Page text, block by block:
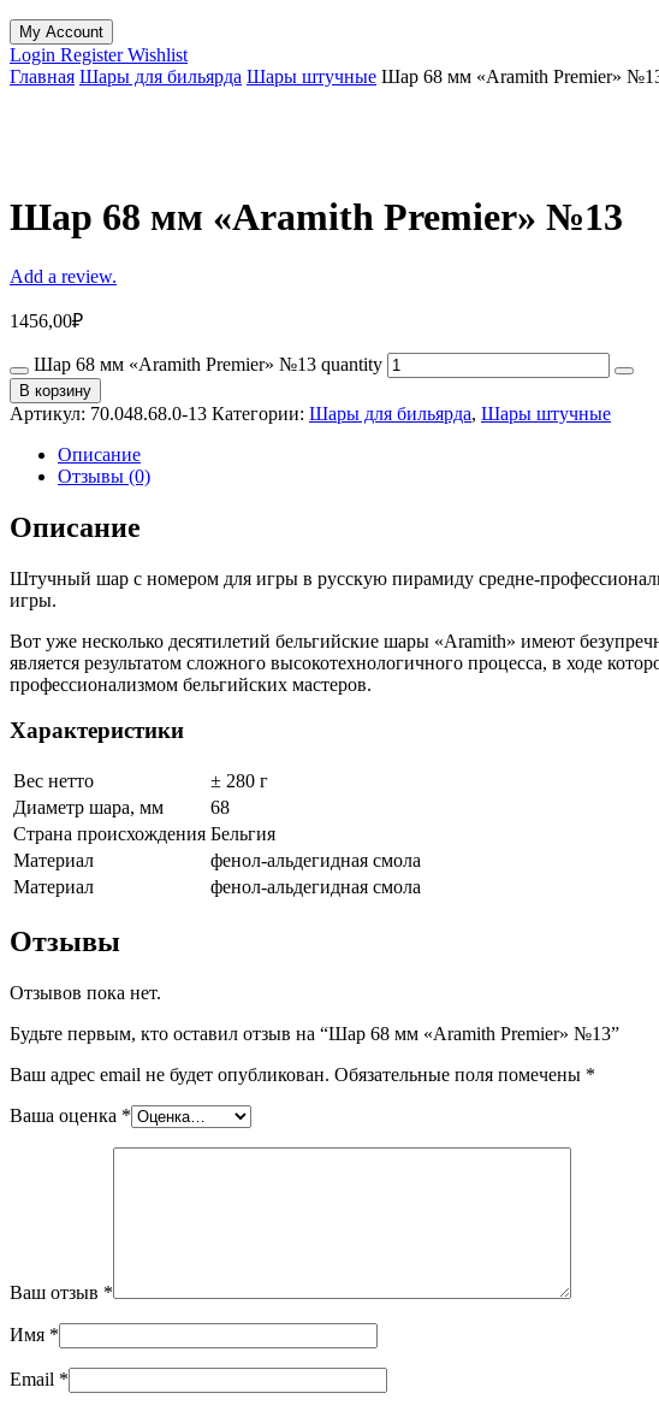
My Account
Login RegisterWishlist
Главная Шары для бильярда Шары штучные Шар 68 мм «Aramith Premier»
Шар 68 мм «Aramith Premier» №13
Add a review.
1456,00₽
Шар 68 мм «Aramith Premier» №13 quantity
В корзину
Артикул: 70.048.68.0-13 Категории: Шары для бильярда, Шары штучные
Описание
Отзывы (0)
Описание
Штучный шар с номером для игры в русскую пирамиду средне-
игры.
Вот уже несколько десятилетий бельгийские шары «Aramith» имеют
является результатом сложного высокотехнологичного процесса, в ходе
профессионализмом бельгийских мастеров.
Характеристики
Вес нетто
± 280 г
Диаметр шара, мм
68
Страна происхождения Бельгия
Материал
фенол-альдегидная смола
Материал
фенол-альдегидная смола
Отзывы
Отзывов пока нет.
Будьте первым, кто оставил отзыв на “Шар 68 мм «Aramith Premier» №13”
Ваш адрес email не будет опубликован. Обязательные поля помечены *
Ваша оценка *
Ваш отзыв *
Имя *
Email *